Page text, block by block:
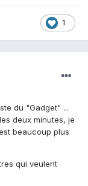
1
du "Gadget" ...
deux minutes, je
beaucoup plus
qui veulent